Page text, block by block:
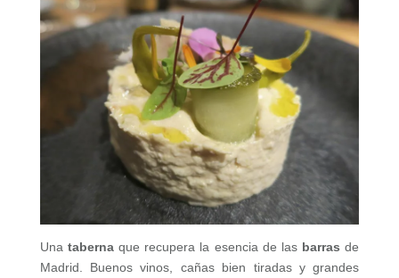
Una tabernaque recupera la esencia de las barras de
Madrid. Buenos vinos, cañas bien tiradas y grandes